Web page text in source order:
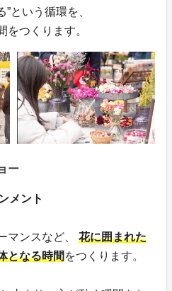
”という循環を、
をつくります。
ー
メント
マンスなど、 花に囲まれた
となる時間をつくります。